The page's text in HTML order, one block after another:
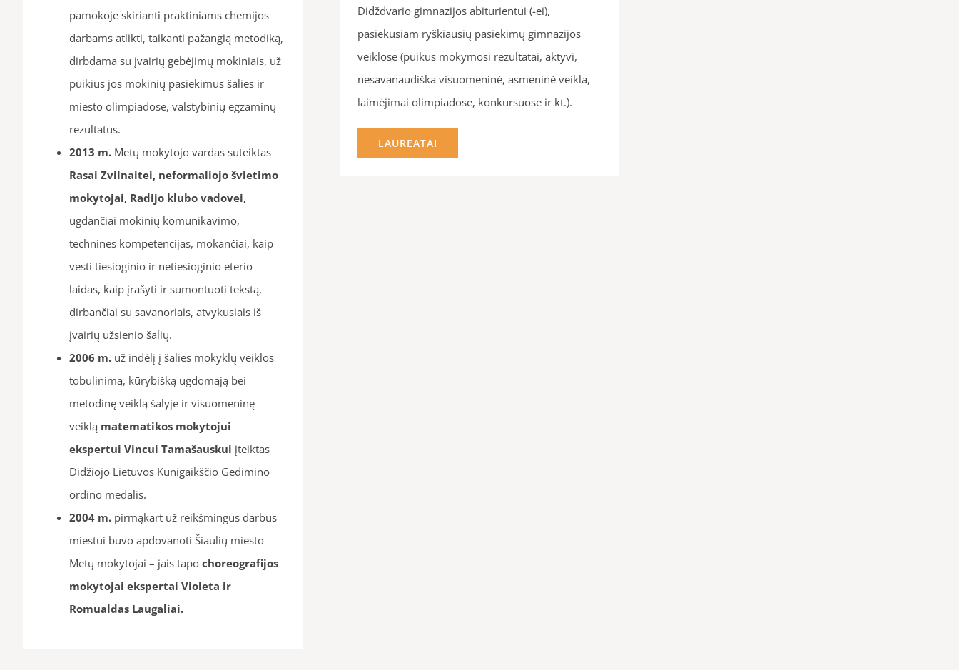
pamokoje skirianti praktiniams chemijos
darbams atlikti, taikanti pažangią metodiką,
dirbdama su įvairių gebėjimų mokiniais, už
puikius jos mokinių pasiekimus šalies ir
miesto olimpiadose, valstybinių egzaminų
rezultatus.
2013 m. Metų mokytojo vardas suteiktas
Rasai Zvilnaitei, neformaliojo švietimo
mokytojai, Radijo klubo vadovei,
ugdančiai mokinių komunikavimo,
technines kompetencijas, mokančiai, kaip
vesti tiesioginio ir netiesioginio eterio
laidas, kaip įrašyti ir sumontuoti tekstą,
dirbančiai su savanoriais, atvykusiais iš
įvairių užsienio šalių.
2006 m. už indėlį į šalies mokyklų veiklos
tobulinimą, kūrybišką ugdomąją bei
metodinę veiklą šalyje ir visuomeninę
veiklą matematikos mokytojui
ekspertui Vincui Tamašauskui įteiktas
Didžiojo Lietuvos Kunigaikščio Gedimino
ordino medalis.
2004 m. pirmąkart už reikšmingus darbus
miestui buvo apdovanoti Šiaulių miesto
Metų mokytojai – jais tapo choreografijos
mokytojai ekspertai Violeta ir
Romualdas Laugaliai.
Didždvario gimnazijos abiturientui (-ei),
pasiekusiam ryškiausių pasiekimų gimnazijos
veiklose (puikūs mokymosi rezultatai, aktyvi,
nesavanaudiška visuomeninė, asmeninė veikla,
laimėjimai olimpiadose, konkursuose ir kt.).
LAUREATAI